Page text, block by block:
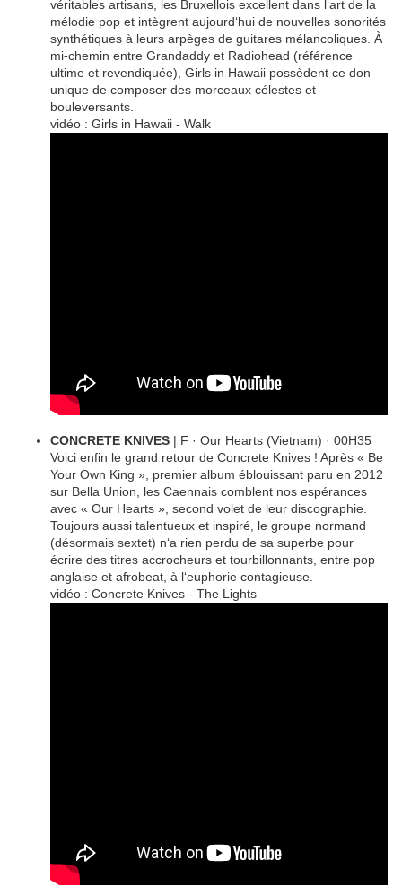
véritables artisans, les Bruxellois excellent dans l‘art de la
mélodie pop et intègrent aujourd‘hui de nouvelles sonorités
synthétiques à leurs arpèges de guitares mélancoliques. À
mi-chemin entre Grandaddy et Radiohead (référence
ultime et revendiquée), Girls in Hawaii possèdent ce don
unique de composer des morceaux célestes et
bouleversants.
vidéo : Girls in Hawaii - Walk
CONCRETE KNIVES | F · Our Hearts (Vietnam) · 00H35
Voici enfin le grand retour de Concrete Knives ! Après « Be
Your Own King », premier album éblouissant paru en 2012
sur Bella Union, les Caennais comblent nos espérances
avec « Our Hearts », second volet de leur discographie.
Toujours aussi talentueux et inspiré, le groupe normand
(désormais sextet) n‘a rien perdu de sa superbe pour
écrire des titres accrocheurs et tourbillonnants, entre pop
anglaise et afrobeat, à l‘euphorie contagieuse.
vidéo : Concrete Knives - The Lights